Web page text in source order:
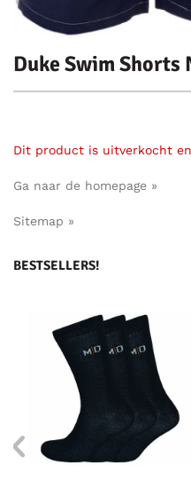
Duke Swim Shorts
Dit product is uitverkocht
Ga naar de homepage »
Sitemap »
BESTSELLERS!